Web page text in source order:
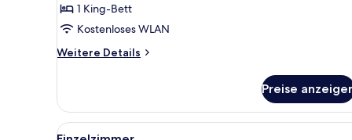
1 King-Bett
Kostenloses WLAN
Weitere Details
Weitere
Balkon
Preise
Alle
Ein Hotelzimmer mit Bett,
2